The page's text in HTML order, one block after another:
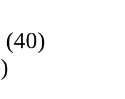
(40)
)